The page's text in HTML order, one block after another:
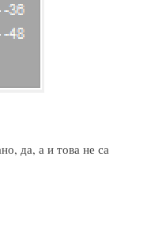
да, а и това не са